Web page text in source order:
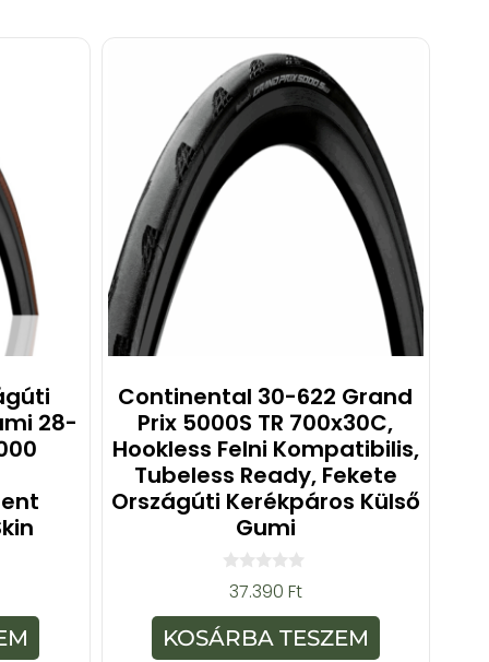
28-
Continental 30-622 Grand
Prix 5000S TR 700x30C,
Hookless Felni Kompatibilis,
Tubeless Ready, Fekete
Országúti Kerékpáros Külső
Gumi
0
a
z
5
-
37.390 Ft
KOSÁRBA TESZEM